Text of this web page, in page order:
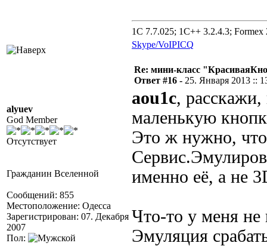
1C 7.7.025; 1C++ 3.2.4.3; Formex
Skype/VoIPICQ
alyuev
God Member
Отсутствует
Гражданин Вселенной
Сообщений: 855
Местоположение: Одесса
Зарегистрирован: 07. Декабря
2007
Пол:
Re: мини-класс
Ответ #16 - 25. Января 2013 ::
aou1c,
маленькую
Это ж нужно,
именно её, а не
Что-то у меня не
Эмуляция